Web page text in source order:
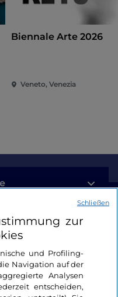
Biennale Arte 2026
Veneto, Venezia
zur
und Profiling-
Navigation auf der
Analysen
entscheiden,
Schließen